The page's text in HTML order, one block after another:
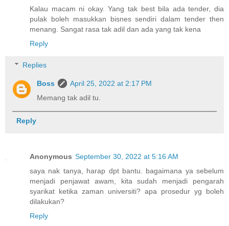
Kalau macam ni okay. Yang tak best bila ada tender, dia
pulak boleh masukkan bisnes sendiri dalam tender then
menang. Sangat rasa tak adil dan ada yang tak kena
Reply
Replies
Boss
April 25, 2022 at 2:17 PM
Memang tak adil tu.
Reply
Anonymous September 30, 2022 at 5:16 AM
saya nak tanya, harap dpt bantu. bagaimana ya sebelum
menjadi penjawat awam, kita sudah menjadi pengarah
syarikat ketika zaman universiti? apa prosedur yg boleh
dilakukan?
Reply